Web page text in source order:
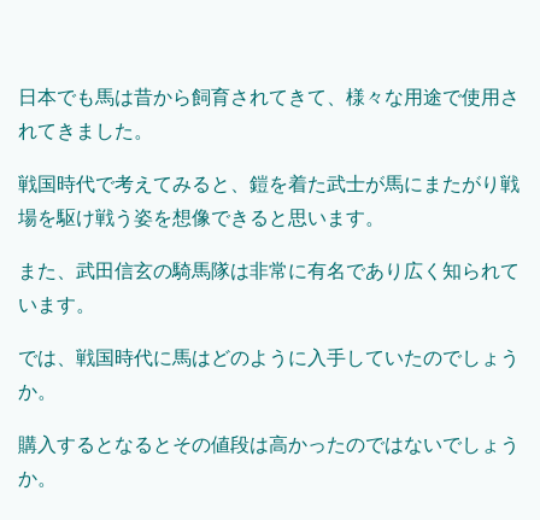
日本でも馬は昔から飼育されてきて、様々な用途で使用さ
れてきました。
戦国時代で考えてみると、鎧を着た武士が馬にまたがり戦
場を駆け戦う姿を想像できると思います。
また、武田信玄の騎馬隊は非常に有名であり広く知られて
います。
では、戦国時代に馬はどのように入手していたのでしょう
か。
購入するとなるとその値段は高かったのではないでしょう
か。